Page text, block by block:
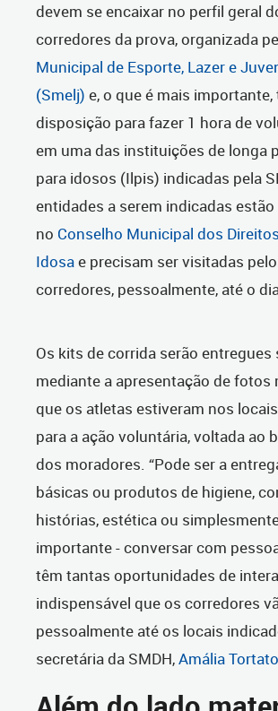
devem se encaixar no perfil geral
corredores da prova, organizada
Municipal de Esporte, Lazer e
(Smelj) e, o que é mais importante,
disposição para fazer 1 hora de
em uma das instituições de longa
para idosos (Ilpis) indicadas pela
entidades a serem indicadas
no Conselho Municipal dos
Idosae precisam ser visitadas
corredores, pessoalmente, até o
Os kits de corrida serão entregues
mediante a apresentação de fotos
que os atletas estiveram nos
para a ação voluntária, voltada ao
dos moradores. “Pode ser a
básicas ou produtos de higiene,
histórias, estética ou
importante - conversar com
têm tantas oportunidades de
indispensável que os corredores
pessoalmente até os locais
secretária da SMDH,Amália Tortato